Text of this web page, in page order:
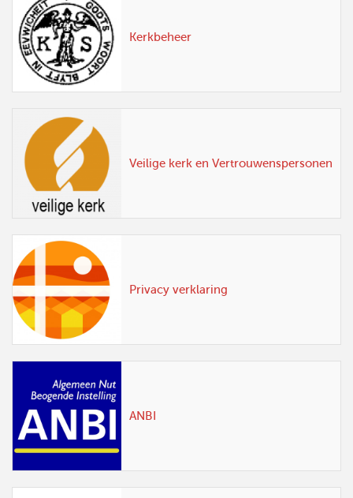
Kerkbeheer
Veilige kerk en Vertrouwenspersonen
Privacy verklaring
ANBI